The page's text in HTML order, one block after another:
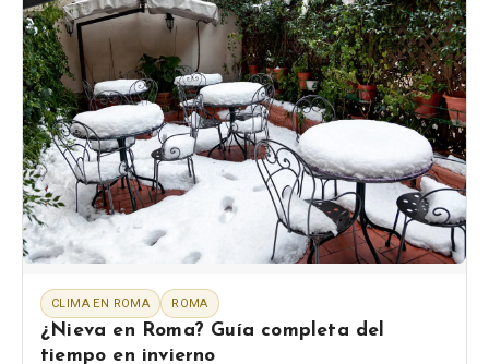
CLIMA EN ROMA ROMA
¿Nieva en Roma? Guía completa del
tiempo en invierno